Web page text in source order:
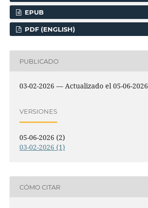
EPUB
PDF (ENGLISH)
PUBLICADO
03-02-2026 — Actualizado el 05-06-2026
VERSIONES
05-06-2026 (2)
03-02-2026 (1)
CÓMO CITAR